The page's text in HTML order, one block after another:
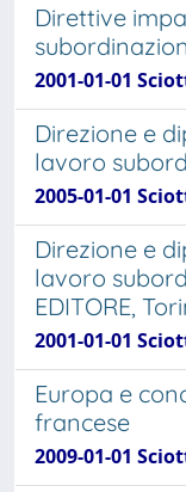
Direttive
2001-01-01
Direzione e
lavoro
2005-01-01
Direzione e
lavoro
EDITORE,
2001-01-01
Europa e
francese
2009-01-01